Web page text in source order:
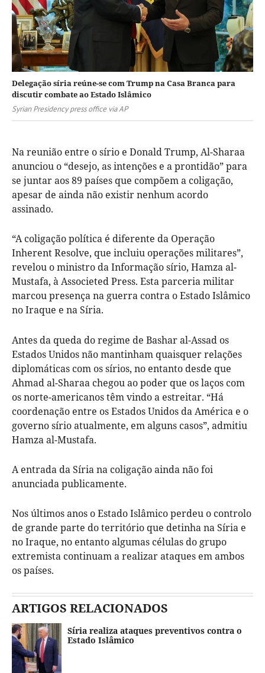
Delegação síria reúne-se com Trump na Casa Branca para
discutir combate ao Estado Islâmico
Syrian Presidency press office via AP
Na reunião entre o sírio e Donald Trump, Al-Sharaa
anunciou o “desejo, as intenções e a prontidão” para
se juntar aos 89 países que compõem a coligação,
apesar de ainda não existir nenhum acordo
assinado.
“A coligação política é diferente da Operação
Inherent Resolve, que incluiu operações militares”,
revelou o ministro da Informação sírio, Hamza al-
Mustafa, à Associeted Press. Esta parceria militar
marcou presença na guerra contra o Estado Islâmico
no Iraque e na Síria.
Antes da queda do regime de Bashar al-Assad os
Estados Unidos não mantinham quaisquer relações
diplomáticas com os sírios, no entanto desde que
Ahmad al-Sharaa chegou ao poder que os laços com
os norte-americanos têm vindo a estreitar. “Há
coordenação entre os Estados Unidos da América e o
governo sírio atualmente, em alguns casos”, admitiu
Hamza al-Mustafa.
A entrada da Síria na coligação ainda não foi
anunciada publicamente.
Nos últimos anos o Estado Islâmico perdeu o controlo
de grande parte do território que detinha na Síria e
no Iraque, no entanto algumas células do grupo
extremista continuam a realizar ataques em ambos
os países.
ARTIGOS RELACIONADOS
Síria realiza ataques preventivos contra o
Estado Islâmico